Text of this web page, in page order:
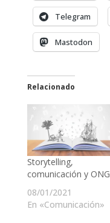
Telegram
Mastodon
Relacionado
Storytelling,
comunicación y ONG
08/01/2021
En «Comunicación»